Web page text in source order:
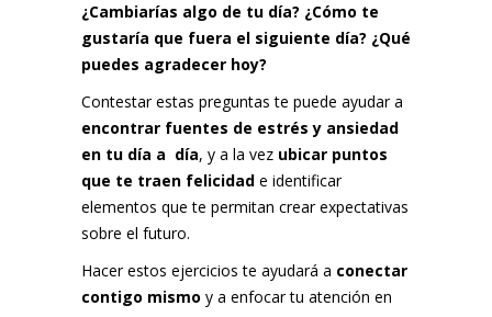
¿Cambiarías algo de tu día? ¿Cómo te
gustaría que fuera el siguiente día? ¿Qué
puedes agradecer hoy?
Contestar estas preguntas te puede ayudar a
encontrar fuentes de estrés y ansiedad
en tu día a día, y a la vez ubicar puntos
que te traen felicidad e identificar
elementos que te permitan crear expectativas
sobre el futuro.
Hacer estos ejercicios te ayudará a conectar
contigo mismo y a enfocar tu atención en